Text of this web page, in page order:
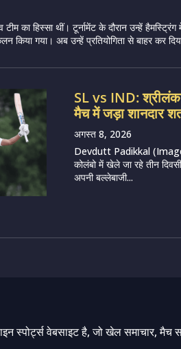
का हिस्सा थीं। टूर्नामेंट के दौरान उन्हें
किया गया। अब उन्हें प्रतियोगिता से बाहर कर
SL vs IND:
मैच में जड़ा शानदार
अगस्त 8, 2026
Devdutt Padikkal
कोलंबो में खेले जा रहे तीन
अपनी बल्लेबाजी...
स्पोर्ट्स वेबसाइट है, जो खेल समाचार, मैच